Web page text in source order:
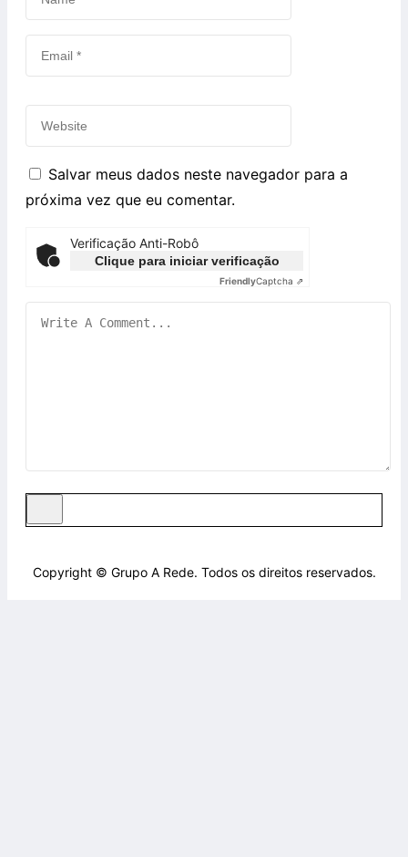
Salvar meus dados neste navegador para a
próxima vez que eu comentar.
Verificação Anti-Robô
Clique para iniciar verificação
FriendlyCaptcha ⇗
Copyright © Grupo A Rede. Todos os direitos reservados.